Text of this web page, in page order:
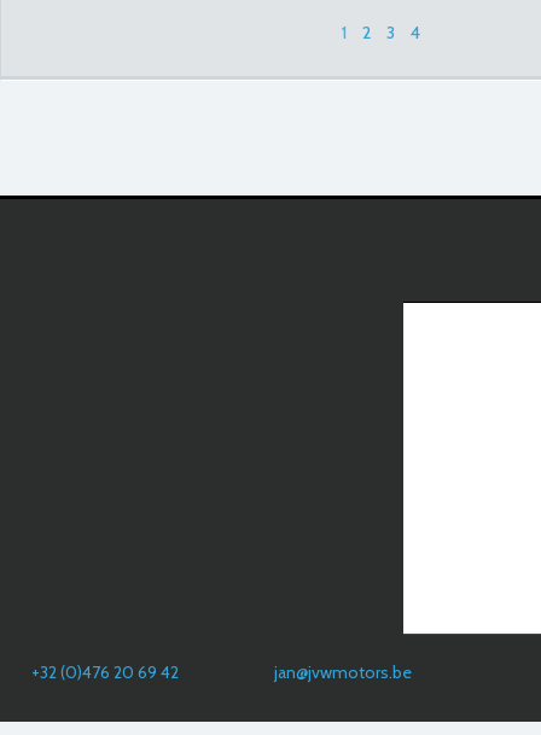
1 2 3 4
+32 (0)476 20 69 42 jan@jvwmotors.be